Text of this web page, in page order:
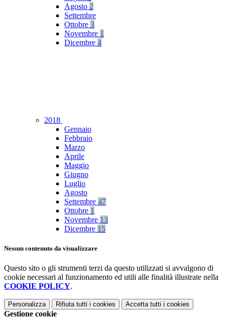
Agosto 2
Settembre
Ottobre 3
Novembre 1
Dicembre 4
2018
Gennaio
Febbraio
Marzo
Aprile
Maggio
Giugno
Luglio
Agosto
Settembre 47
Ottobre 1
Novembre 13
Dicembre 15
Nessun contenuto da visualizzare
Questo sito o gli strumenti terzi da questo utilizzati si avvalgono di
cookie necessari al funzionamento ed utili alle finalità illustrate nella
COOKIE POLICY.
Personalizza Rifiuta tutti i cookies Accetta tutti i cookies
Gestione cookie